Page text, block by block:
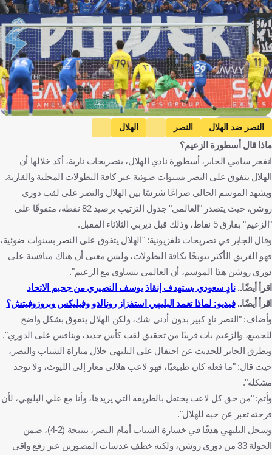
Getty Images
النصر ضد الهلال النصر
الهلال
دوري روشن السعودي
علي البليهي
المملكة العربية السعودية كرة قدم
ماذا قال أسطورة الزعيم؟
انفجر سامي الجابر، أسطورة نادي الهلال، بتصريحات نارية، أكد خلالها أن
الهلال يتفوق على النصر بسنوات ضوئية عبر كافة البطولات المحلية والقارية.
ويشهد الموسم الحالي صراعًا شرسًا بين الهلال والنصر على لقب دوري
روشن، حيث يتصدر "العالمي" جدول الترتيب برصيد 82 نقطة، متفوقًا على
"الزعيم" بفارق 5 نقاط، وذلك قبل ديربي الثلاثاء المقبل.
وقال الجابر في تصريحات تلفزيونية: "الهلال يتفوق على النصر بسنوات ضوئية،
فهو الفريق الأكثر تتويجًا بكافة البطولات، وليس معنى أن هناك منافسة على
دوري روشن هذا الموسم، أن العالمي يتساوى مع الزعيم".
اقرأ أيضًا..نادٍ سعودي يستهدف إنقاذ يوسف النصيري من جحيم الاتحاد
اقرأ أيضًا..فيديو: لماذا تعمد البليهي استفزاز رونالدو وفيليكس وبروزوفيتش؟
وأضاف: "النصر نادٍ كبير بدون أدنى شك، ولكن الهلال يتفوق بشكل واضح
للجميع، والزعيم بات قريبًا من تحقيق لقب كأس جديد، وينافس على الدوري".
وتطرق الجابر للحديث عن احتفال علي البليهي خلال مباراة الشباب والنصر،
حيث قال: "ما فعله كان طبيعيًا، فهو لاعب هلالي معار إلى الليوث، ولا توجد
مشكلة".
وأتم: "من حق كل لاعب يحتفل بالطريقة التي يريدها، وأنا مع علي البليهي، لأن
فرحته تعبر عن حبه للهلال".
وسجل البليهي هدفًا في خسارة الشباب أمام النصر، بنتيجة (2-4)، ضمن
الجولة 33 من دوري روشن، ولكنه خطف عدسات المصورين عبر رفع واقي